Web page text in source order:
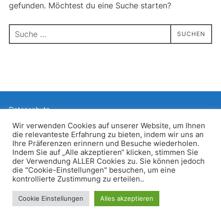
gefunden. Möchtest du eine Suche starten?
Suchen
nach:
SUCHEN
Datenschutz
Inspiro WordPress Theme von WPZOOM
Wir verwenden Cookies auf unserer Website, um Ihnen
die relevanteste Erfahrung zu bieten, indem wir uns an
Ihre Präferenzen erinnern und Besuche wiederholen.
Indem Sie auf „Alle akzeptieren“ klicken, stimmen Sie
der Verwendung ALLER Cookies zu. Sie können jedoch
die "Cookie-Einstellungen" besuchen, um eine
kontrollierte Zustimmung zu erteilen..
Cookie Einstellungen Alles akzeptieren